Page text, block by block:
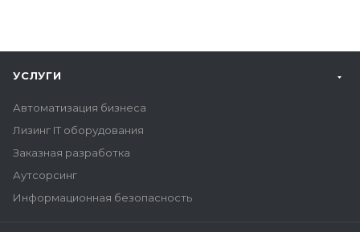
УСЛУГИ
Автоматизация бизнеса
Лизинг IT оборудования
Заказная разработка
Аутсорсинг
Информационная безопасность